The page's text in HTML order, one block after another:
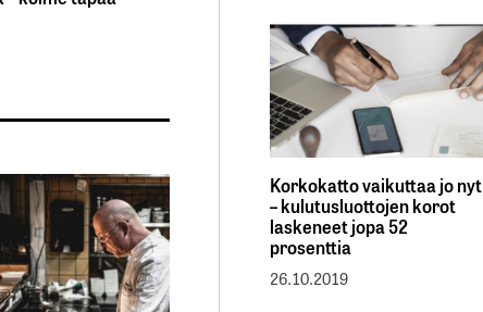
Korkokatto vaikuttaa jo nyt
– kulutusluottojen korot
laskeneet jopa 52
prosenttia
26.10.2019